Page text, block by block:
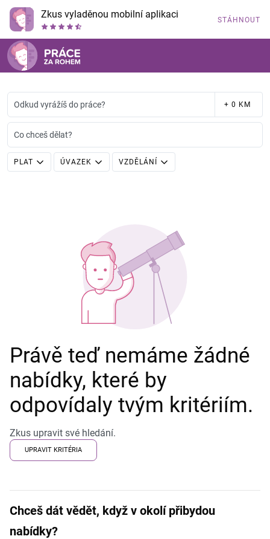
Zkus vyladěnou mobilní aplikaci STÁHNOUT
Odkud vyrážíš do práce? + 0 KM
Co chceš dělat?
PLAT ÚVAZEK VZDĚLÁNÍ
Právě teď nemáme žádné
nabídky, které by
odpovídaly tvým kritériím.
Zkus upravit své hledání.
UPRAVIT KRITÉRIA
Chceš dát vědět, když v okolí přibydou
nabídky?